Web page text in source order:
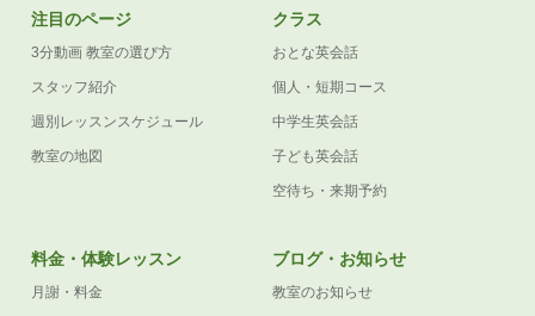
注目のページ
3分動画 教室の選び方
スタッフ紹介
週別レッスンスケジュール
教室の地図
クラス
おとな英会話
個人・短期コース
中学生英会話
子ども英会話
空待ち・来期予約
料金・体験レッスン
月謝・料金
ブログ・お知らせ
教室のお知らせ